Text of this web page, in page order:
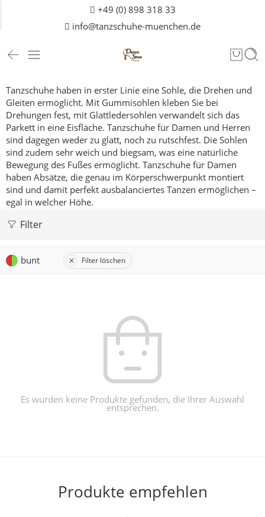
+49 (0) 898 318 33
info@tanzschuhe-muenchen.de
Tanzschuhe haben in erster Linie eine Sohle, die Drehen und
Gleiten ermöglicht. Mit Gummisohlen kleben Sie bei
Drehungen fest, mit Glattledersohlen verwandelt sich das
Parkett in eine Eisfläche. Tanzschuhe für Damen und Herren
sind dagegen weder zu glatt, noch zu rutschfest. Die Sohlen
sind zudem sehr weich und biegsam, was eine natürliche
Bewegung des Fußes ermöglicht. Tanzschuhe für Damen
haben Absätze, die genau im Körperschwerpunkt montiert
sind und damit perfekt ausbalanciertes Tanzen ermöglichen –
egal in welcher Höhe.
Filter
bunt Filter löschen
Es wurden keine Produkte gefunden, die Ihrer Auswahl
entsprechen.
Produkte empfehlen